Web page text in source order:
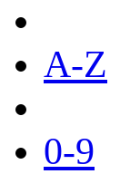
A-Z
0-9